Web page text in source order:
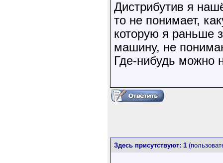
Дистрибутив я
то не понимает,
которую я раньше
машину, не
Где-нибудь можно
Здесь присутствуют: 1